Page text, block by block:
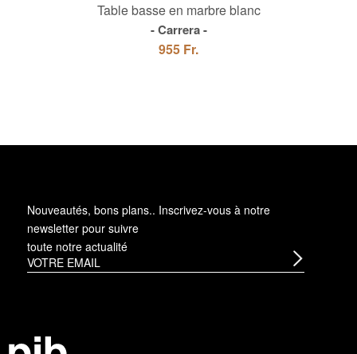
Table basse en marbre blanc
Carrera
955 Fr.
Nouveautés, bons plans.. Inscrivez-vous à notre
newsletter pour suivre
toute notre actualité